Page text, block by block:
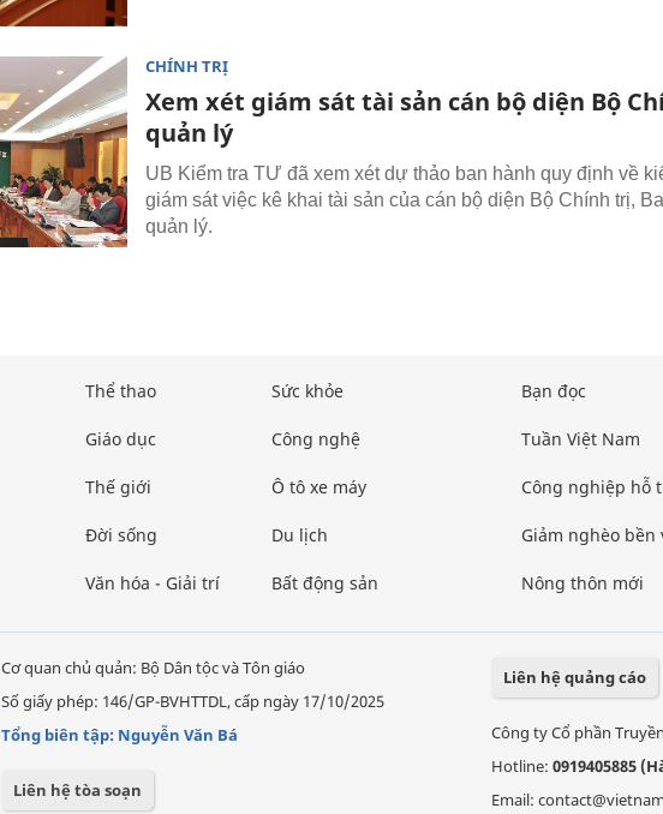
CHÍNH TRỊ
Xem xét giám sát tài sản cán bộ diện Bộ
quản lý
UB Kiểm tra TƯ đã xem xét dự thảo ban hành quy định về
giám sát việc kê khai tài sản của cán bộ diện Bộ Chính trị,
quản lý.
Thể thao
Giáo dục
Thế giới
Đời sống
Văn hóa - Giải trí
Sức khỏe
Công nghệ
Ô tô xe máy
Du lịch
Bất động sản
Bạn đọc
Tuần Việt Nam
Công nghiệp hỗ
Giảm nghèo bền
Nông thôn mới
Cơ quan chủ quản: Bộ Dân tộc và Tôn giáo
Số giấy phép: 146/GP-BVHTTDL, cấp ngày 17/10/2025
Tổng biên tập: Nguyễn Văn Bá
Liên hệ tòa soạn
Liên hệ quảng cáo
Công ty Cổ phần
Hotline: 0919405885
Email: